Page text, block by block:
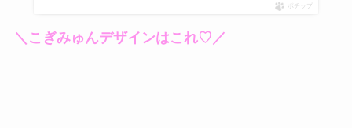
ポチップ
＼こぎみゅんデザインはこれ♡／